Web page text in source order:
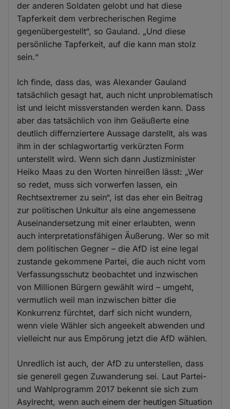
der anderen Soldaten gelobt und hat diese
Tapferkeit dem verbrecherischen Regime
gegenübergestellt“, so Gauland. „Und diese
persönliche Tapferkeit, auf die kann man stolz
sein.“
Ich finde, dass das, was Alexander Gauland
tatsächlich gesagt hat, auch nicht unproblematisch
ist und leicht missverstanden werden kann. Dass
aber das tatsächlich von ihm Geäußerte eine
deutlich differnziertere Aussage darstellt, als was
ihm in der schlagwortartig verkürzten Form
unterstellt wird. Wenn sich dann Justizminister
Heiko Maas zu den Worten hinreißen lässt: „Wer
so redet, muss sich vorwerfen lassen, ein
Rechtsextremer zu sein“, ist das eher ein Beitrag
zur politischen Unkultur als eine angemessene
Auseinandersetzung mit einer erlaubten, wenn
auch interpretationsfähigen Äußerung. Wer so mit
dem politischen Gegner – die AfD ist eine legal
zustande gekommene Partei, die auch nicht vom
Verfassungsschutz beobachtet und inzwischen
von Millionen Bürgern gewählt wird – umgeht,
vermutlich weil man inzwischen bitter die
Konkurrenz fürchtet, darf sich nicht wundern,
wenn viele Wähler sich angeekelt abwenden und
vielleicht nur aus Empörung jetzt die AfD wählen.
Unredlich ist auch, der AfD zu unterstellen, dass
sie generell gegen Zuwanderung sei. Laut Partei-
und Wahlprogramm 2017 bekennt sie sich zum
Asylrecht, wenn auch einem der heutigen Situation